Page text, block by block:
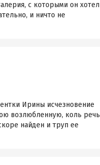
с которыми он хотел
и ничто не
Ирины исчезновение
возлюбленную, коль речь
найден и труп ее